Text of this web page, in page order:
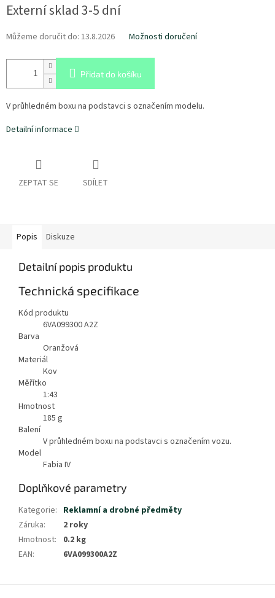
cena:
Externí sklad 3-5 dní
Můžeme doručit do: 13.8.2026 Možnosti doručení
Přidat do košíku
V průhledném boxu na podstavci s označením modelu.
Detailní informace
ZEPTAT SE SDÍLET
Popis Diskuze
Detailní popis produktu
Technická specifikace
Kód produktu
6VA099300 A2Z
Barva
Oranžová
Materiál
Kov
Měřítko
1:43
Hmotnost
185 g
Balení
V průhledném boxu na podstavci s označením vozu.
Model
Fabia IV
Doplňkové parametry
Kategorie: Reklamní a drobné předměty
Záruka:
2 roky
Hmotnost:
0.2 kg
EAN: 6VA099300A2Z